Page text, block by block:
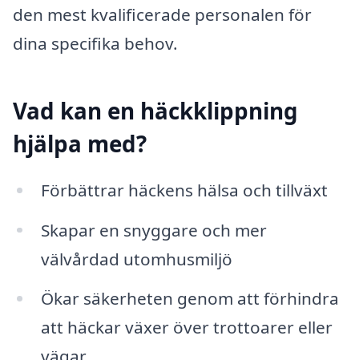
den mest kvalificerade personalen för
dina specifika behov.
Vad kan en häckklippning
hjälpa med?
Förbättrar häckens hälsa och tillväxt
Skapar en snyggare och mer
välvårdad utomhusmiljö
Ökar säkerheten genom att förhindra
att häckar växer över trottoarer eller